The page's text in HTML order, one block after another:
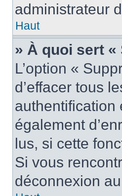
administrateur
Haut
» À quoi sert
L’option «
d’effacer tous
authentification
également
lus, si cette
Si vous
déconnexion